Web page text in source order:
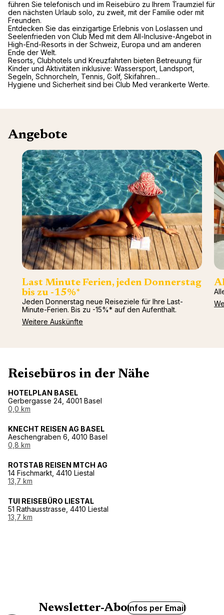
führen Sie telefonisch und im Reisebüro zu Ihrem Traumziel für
den nächsten Urlaub solo, zu zweit, mit der Familie oder mit
Freunden.
Entdecken Sie das einzigartige Erlebnis von Loslassen und
Seelenfrieden von Club Med mit dem All-Inclusive-Angebot in
High-End-Resorts in der Schweiz, Europa und am anderen
Ende der Welt.
Resorts, Clubhotels und Kreuzfahrten bieten Betreuung für
Kinder und Aktivitäten inklusive: Wassersport, Landsport,
Segeln, Schnorcheln, Tennis, Golf, Skifahren...
Hygiene und Sicherheit sind bei Club Med verankerte Werte.
Angebote
Last Minute Ferien, jeden Donnerstag
bis zu -15%*
Jeden Donnerstag neue Reiseziele für Ihre Last-
Minute-Ferien. Bis zu -15%* auf den Aufenthalt.
Weitere Auskünfte
Reisebüros in der Nähe
HOTELPLAN BASEL
Gerbergasse 24, 4001 Basel
0,0 km
KNECHT REISEN AG BASEL
Aeschengraben 6, 4010 Basel
0,8 km
ROTSTAB REISEN MTCH AG
14 Fischmarkt, 4410 Liestal
13,7 km
TUI REISEBÜRO LIESTAL
51 Rathausstrasse, 4410 Liestal
13,7 km
Newsletter-AboInfos per Email